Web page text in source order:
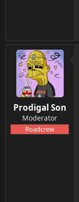
Prodigal Son
Moderator
Roadcrew